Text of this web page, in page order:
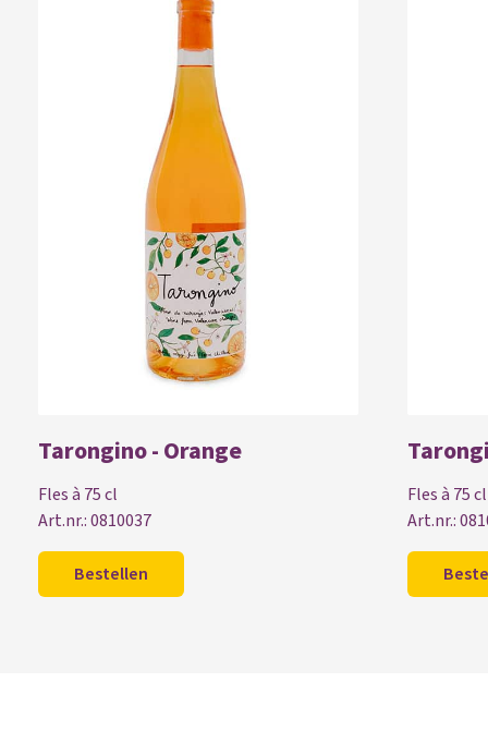
Tarongino - Orange
Fles à 75 cl
Art.nr.: 0810037
Bestellen
Fles à 75 cl
Art.nr.: